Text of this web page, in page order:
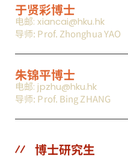
于贤彩博士
电邮: xiancai@hku.hk
导师: Prof. Zhonghua YAO
朱锦平博士
电邮: jpzhu@hku.hk
导师: Prof. Bing ZHANG
博士研究生